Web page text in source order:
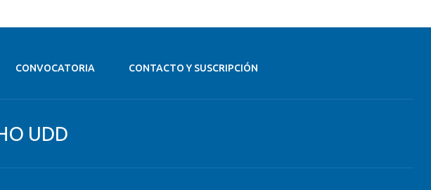
CONVOCATORIA CONTACTO Y SUSCRIPCIÓN
UDD